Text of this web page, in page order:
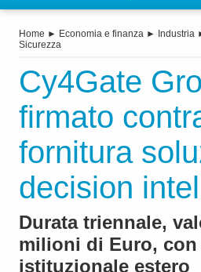
Home ► Economia e finanza ► Industria
Sicurezza
Cy4Gate
firmato
fornitura
decision
Durata triennale,
milioni di Euro,
istituzionale estero